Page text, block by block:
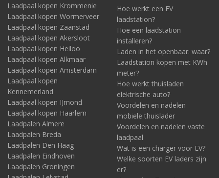
Laadpaal kopen Krommenie
Laadpaal kopen Wormerveer
Laadpaal kopen Zaanstad
Laadpaal kopen Akersloot
Laadpaal kopen Heiloo
Laadpaal kopen Alkmaar
Laadpaal kopen Amsterdam
Laadpaal kopen
Kennemerland
Laadpaal kopen IJmond
Laadpaal kopen Haarlem
Laadpalen Almere
Laadpalen Breda
Laadpalen Den Haag
Laadpalen Eindhoven
Laadpalen Groningen
Hoe werkt een EV
laadstation?
Hoe een laadstation
installeren?
Laden in het openbaar: waar?
Laadstation kopen met KWh
meter?
Hoe werkt thuisladen
elektrische auto?
Voordelen en nadelen
mobiele thuislader
Voordelen en nadelen vaste
laadpaal
Wat is een charger voor EV?
Welke soorten EV laders zijn
er?